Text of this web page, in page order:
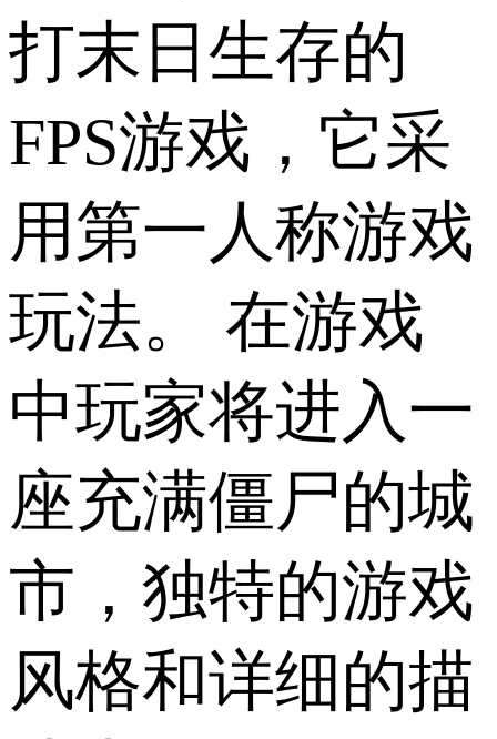
打末日生存的
FPS游戏，它采
用第一人称游戏
玩法。 在游戏
中玩家将进入一
座充满僵尸的城
市，独特的游戏
风格和详细的描